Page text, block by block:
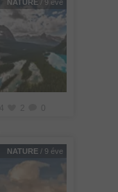
NATURE / 9 éve
2
NATURE / 9 éve